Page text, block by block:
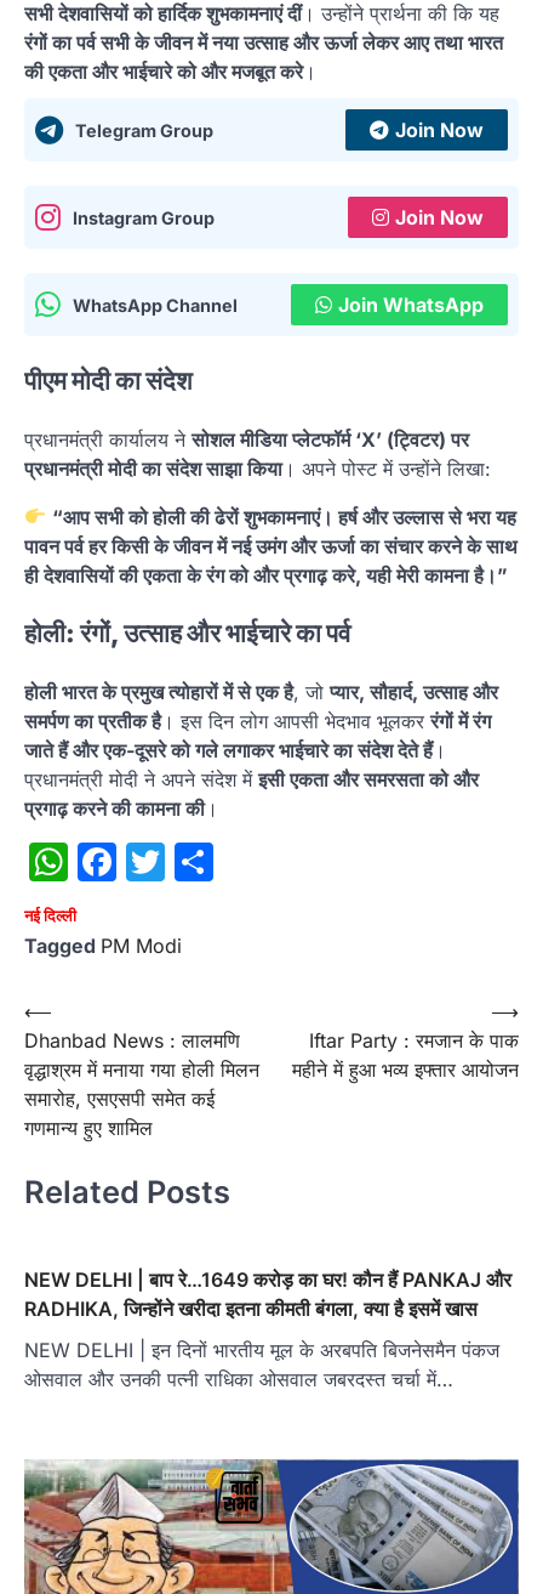
सभी देशवासियों को हार्दिक शुभकामनाएं दीं। उन्होंने प्रार्थना की कि यह
रंगों का पर्व सभी के जीवन में नया उत्साह और ऊर्जा लेकर आए तथा भारत
की एकता और भाईचारे को और मजबूत करे।
Telegram Group Join Now
Instagram Group Join Now
WhatsApp Channel Join WhatsApp
पीएम मोदी का संदेश
प्रधानमंत्री कार्यालय नेसोशल मीडिया प्लेटफॉर्म ‘X’ (ट्विटर) पर
प्रधानमंत्री मोदी का संदेश साझा किया। अपने पोस्ट में उन्होंने लिखा:
“आप सभी को होली की ढेरों शुभकामनाएं। हर्ष और उल्लास से भरा यह
पावन पर्व हर किसी के जीवन में नई उमंग और ऊर्जा का संचार करने के साथ
ही देशवासियों की एकता के रंग को और प्रगाढ़ करे, यही मेरी कामना है।”
होली: रंगों, उत्साह और भाईचारे का पर्व
होली भारत के प्रमुख त्योहारों में से एक है, जोप्यार, सौहार्द, उत्साह और
समर्पण का प्रतीक है। इस दिन लोग आपसी भेदभाव भूलकररंगों में रंग
जाते हैं और एक-दूसरे को गले लगाकर भाईचारे का संदेश देते हैं।
प्रधानमंत्री मोदी ने अपने संदेश मेंइसी एकता और समरसता को और
प्रगाढ़ करने की कामना की।
WhatsApp
Facebook
Twitter
नई दिल्ली
Tagged PM Modi
Post
navigation
⟵
Dhanbad News : लालमणि
वृद्धाश्रम में मनाया गया होली मिलन
समारोह, एसएसपी समेत कई
गणमान्य हुए शामिल
Iftar Party : रमजान के पाक
महीने में हुआ भव्य इफ्तार आयोजन
⟶
Related Posts
NEW DELHI | बाप रे…1649 करोड़ का घर! कौन हैं PANKAJ और
RADHIKA, जिन्होंने खरीदा इतना कीमती बंगला, क्या है इसमें खास
NEW DELHI | इन दिनों भारतीय मूल के अरबपति बिजनेसमैन पंकज
ओसवाल और उनकी पत्नी राधिका ओसवाल जबरदस्त चर्चा में…